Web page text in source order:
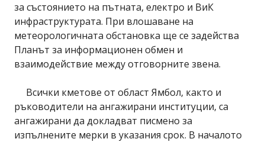
за състоянието на пътната, електро и ВиК
инфраструктурата. При влошаване на
метеорологичната обстановка ще се задейства
Планът за информационен обмен и
взаимодействие между отговорните звена.
Всички кметове от област Ямбол, както и
ръководители на ангажирани институции, са
ангажирани да докладват писмено за
изпълнените мерки в указания срок. В началото